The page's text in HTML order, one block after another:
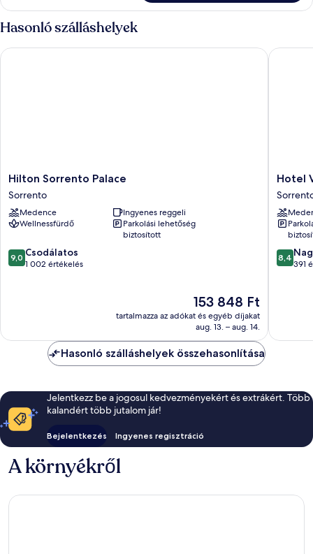
a
tengerre
további
részletei
Hasonló szálláshelyek
Hilton
Sorrento
Palace
Sorrento
Hilton Sorrento Palace
Sorrento
Medence
Ingyenes reggeli
Wellnessfürdő
Parkolási lehetőség
biztosított
9.0
ennyiből:
9,0 Csodálatos
1 002 értékelés
Az
ár
153 848 Ft
153 848 Ft
tartalmazza az adókat és egyéb díjakat
aug. 13. – aug. 14.
Hilton Sorrento Palace
Hotel
Villa
Maria
Hotel
8.4
8,4
391
Hotel
Hasonló szálláshelyek összehasonlítása
Jelentkezz be a jogosul kedvezményekért és extrákért. Több
kalandért több jutalom jár!
Bejelentkezés Ingyenes regisztráció
A környékről